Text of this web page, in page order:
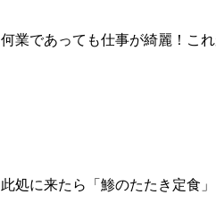
何業であっても仕事が綺麗！これ
此処に来たら「鯵のたたき定食